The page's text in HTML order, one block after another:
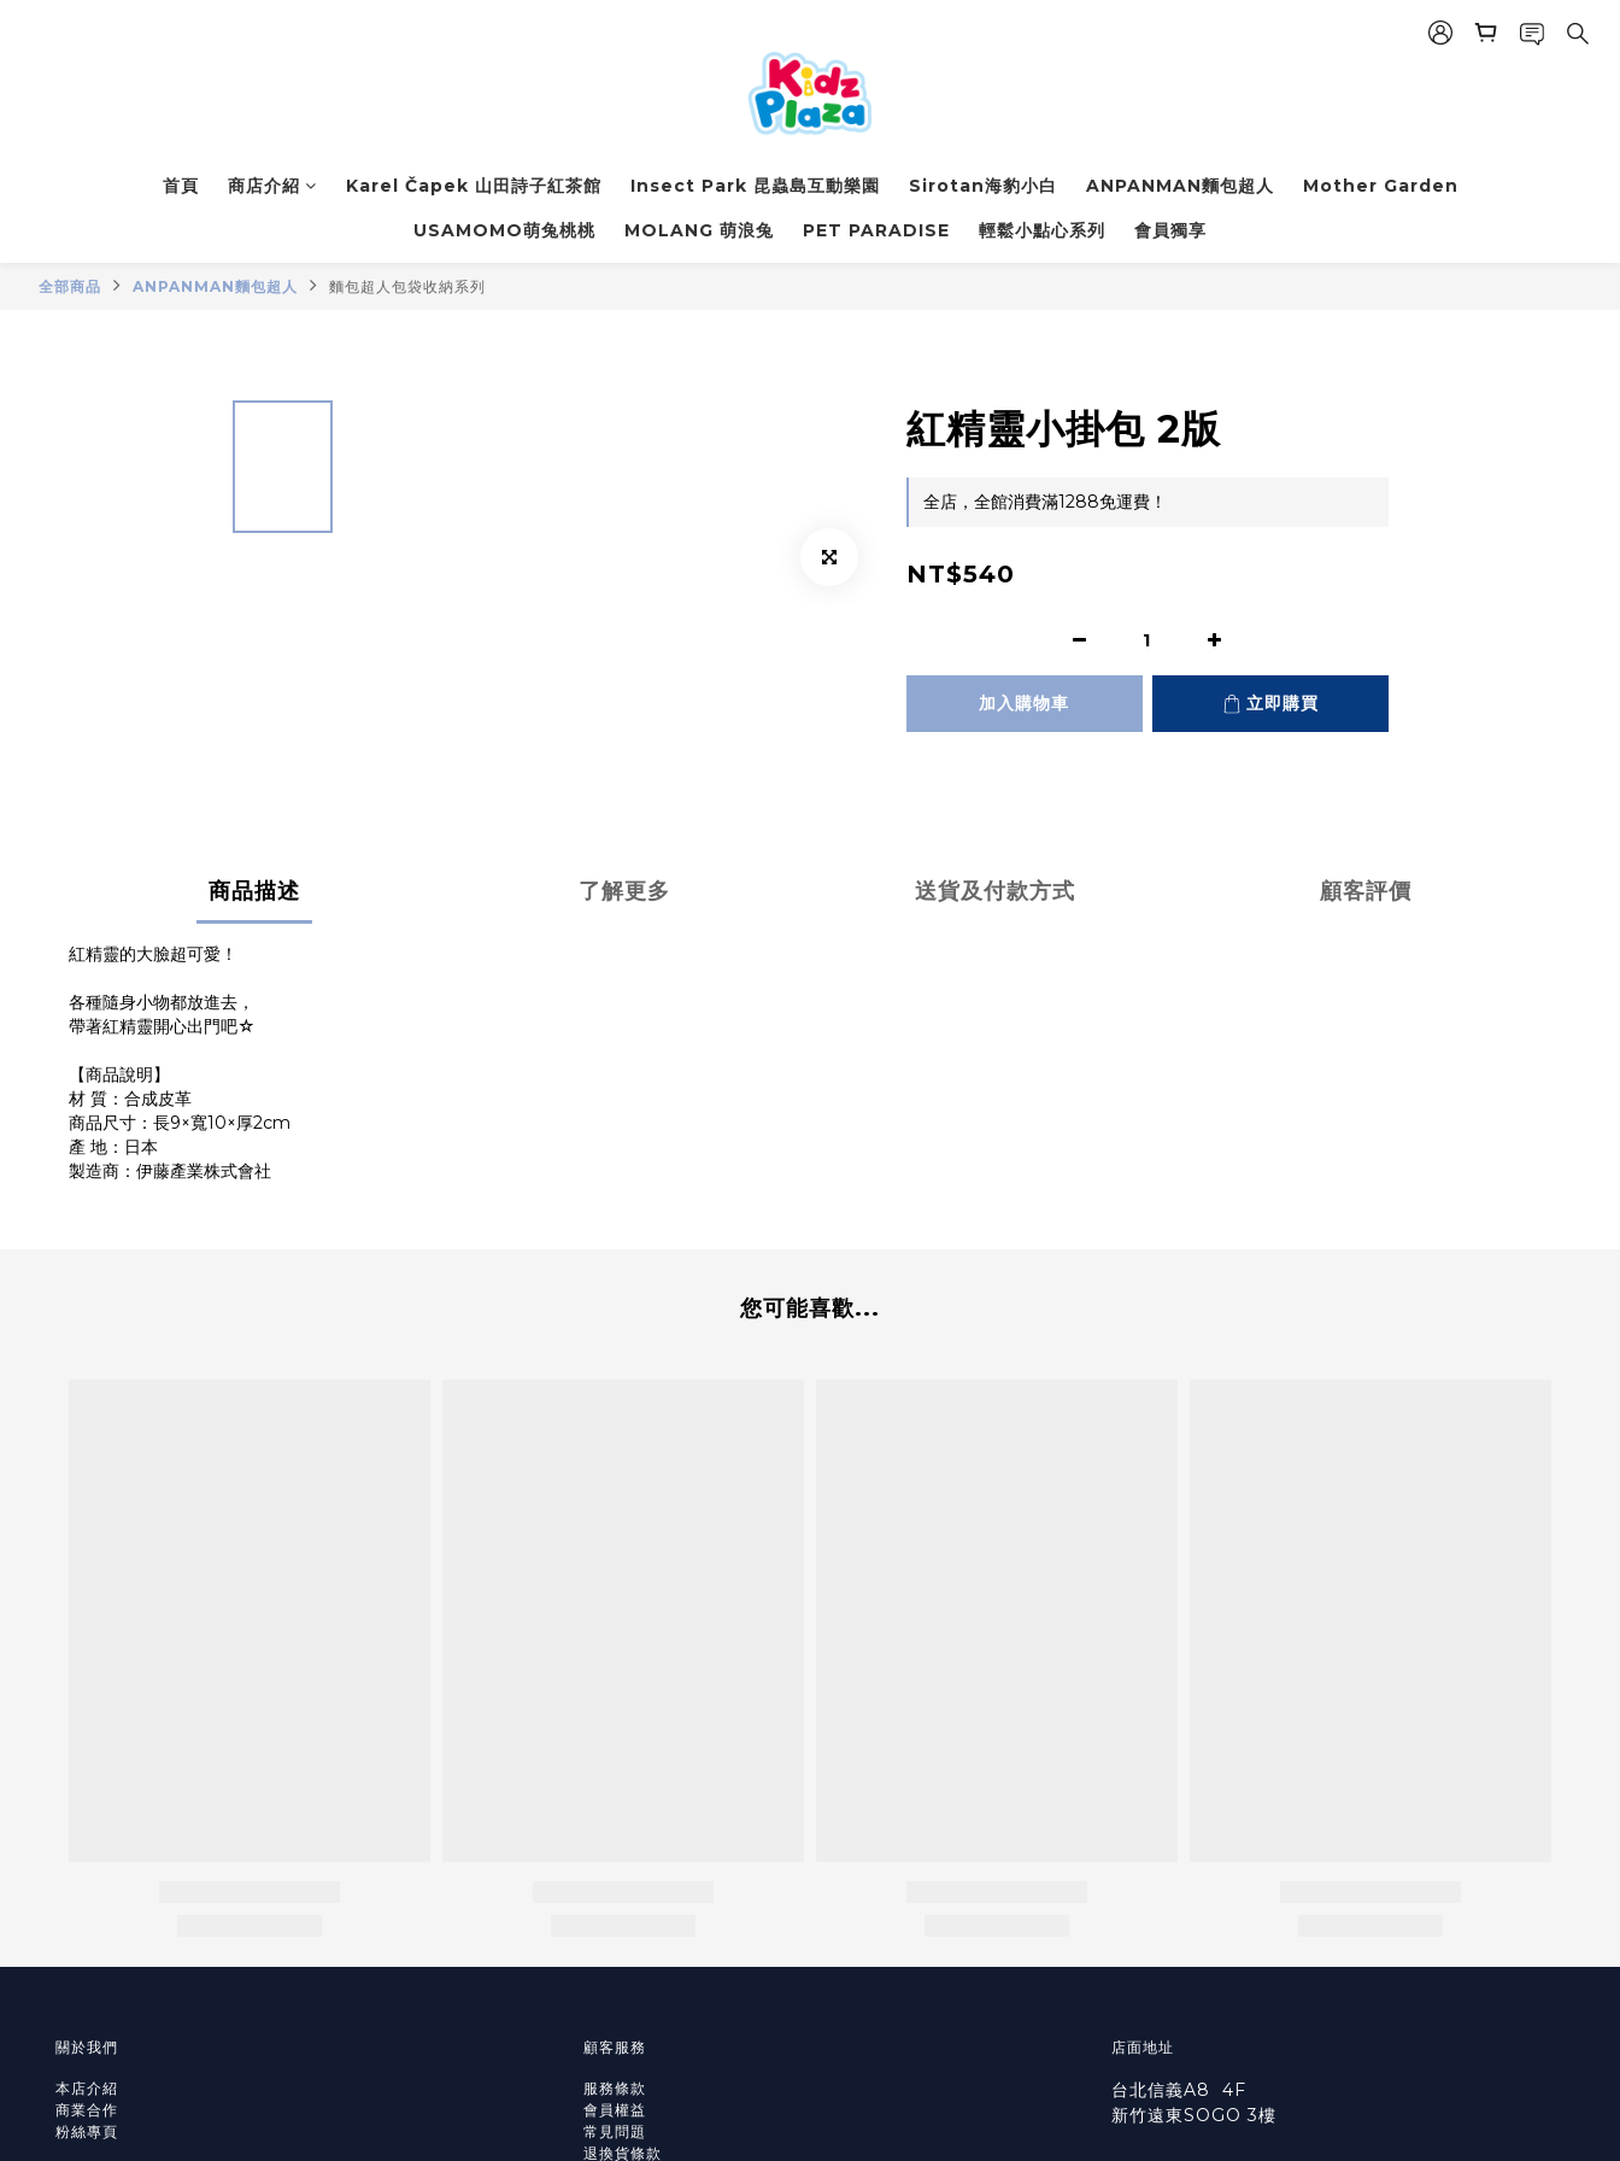
首頁 商店介紹 Karel Čapek 山田詩子紅茶館 Insect Park 昆蟲島互動樂園 Sirotan海豹小白 ANPANMAN麵包超人 Mother Garden
USAMOMO萌兔桃桃 MOLANG 萌浪兔 PET PARADISE 輕鬆小點心系列 會員獨享
全部商品 ANPANMAN麵包超人 麵包超人包袋收納系列
紅精靈小掛包 2版
全店，全館消費滿1288免運費！
NT$540
加入購物車 立即購買
商品描述 了解更多 送貨及付款方式 顧客評價
紅精靈的大臉超可愛！
各種隨身小物都放進去，
帶著紅精靈開心出門吧☆
【商品說明】
材 質：合成皮革
商品尺寸：長9×寬10×厚2cm
產 地：日本
製造商：伊藤產業株式會社
您可能喜歡...
關於我們
本店介紹
商業合作
粉絲專頁
顧客服務
服務條款
會員權益
常見問題
退換貨條款
店面地址
台北信義A8 4F
新竹遠東SOGO 3樓